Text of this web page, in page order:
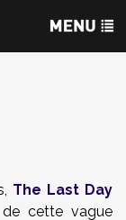
The Last Day
cette vague